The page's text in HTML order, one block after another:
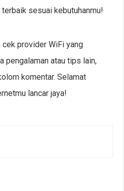
sesuai kebutuhanmu!
provider WiFi yang
pengalaman atau tips lain,
komentar. Selamat
lancar jaya!